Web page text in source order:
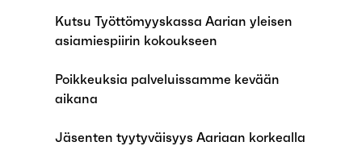
Kutsu Työttömyyskassa Aarian yleisen
asiamiespiirin kokoukseen
Poikkeuksia palveluissamme kevään
aikana
Jäsenten tyytyväisyys Aariaan korkealla